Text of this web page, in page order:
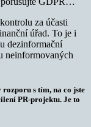
za účasti
úřad. To je i
dezinformační
neinformovaných
s tím, na co jste
PR-projektu. Je to